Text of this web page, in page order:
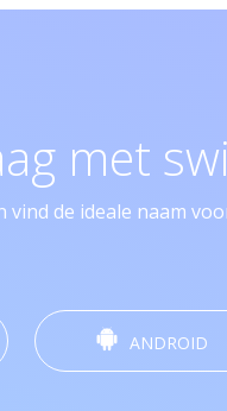
met
vind de ideale naam
ANDROID